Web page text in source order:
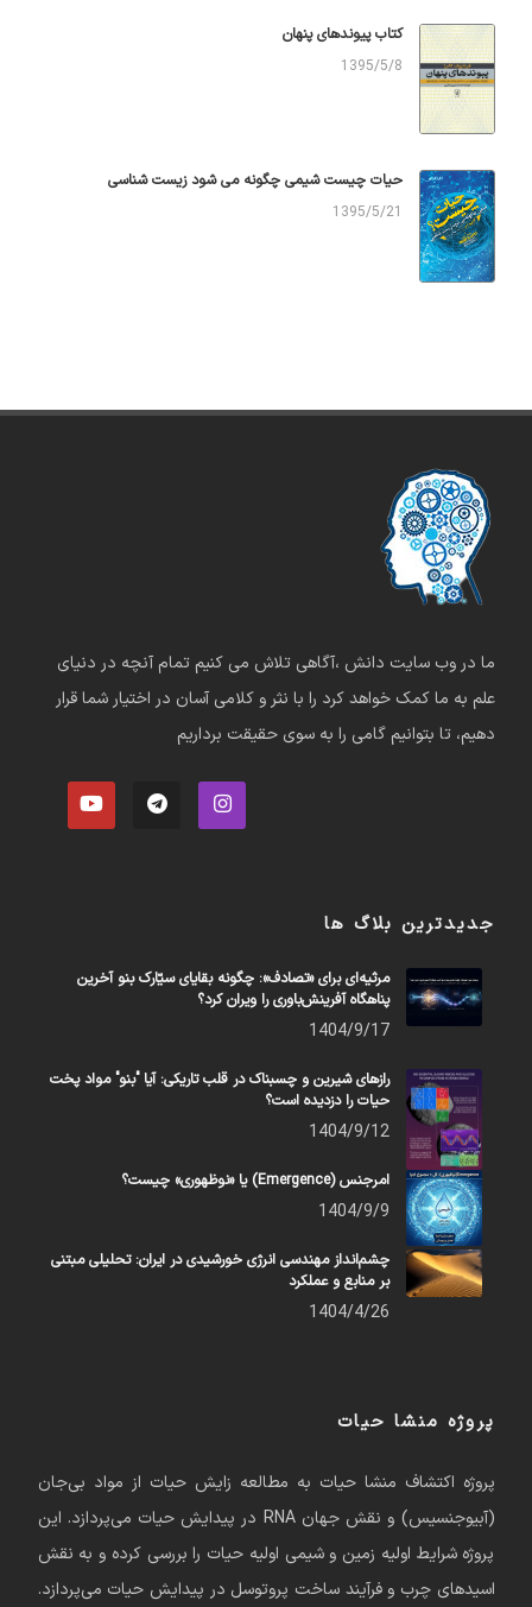
کتاب پیوندهای پنهان
1395/5/8
حیات چیست شیمی چگونه می شود زیست شناسی
1395/5/21
ما در وب سایت دانش ،آگاهی تلاش می کنیم تمام آنچه در دنیای
علم به ما کمک خواهد کرد را با نثر و کلامی آسان در اختیار شما قرار
دهیم، تا بتوانیم گامی را به سوی حقیقت برداریم
جدیدترین بلاگ ها
مرثیه‌ای برای «تصادف»: چگونه بقایای سیّارک بنو آخرین
پناهگاه آفرینش‌باوری را ویران کرد؟
1404/9/17
رازهای شیرین و چسبناک در قلب تاریکی: آیا "بنو" مواد پخت
حیات را دزدیده است؟
1404/9/12
امرجنس (Emergence) یا «نوظهوری» چیست؟
1404/9/9
چشم‌انداز مهندسی انرژی خورشیدی در ایران: تحلیلی مبتنی
بر منابع و عملکرد
1404/4/26
پروژه منشا حیات
پروژه اکتشاف منشا حیات به مطالعه زایش حیات از مواد بی‌جان
(آبیوجنسیس) و نقش جهان RNA در پیدایش حیات می‌پردازد. این
پروژه شرایط اولیه زمین و شیمی اولیه حیات را بررسی کرده و به نقش
اسیدهای چرب و فرآیند ساخت پروتوسل در پیدایش حیات می‌پردازد.